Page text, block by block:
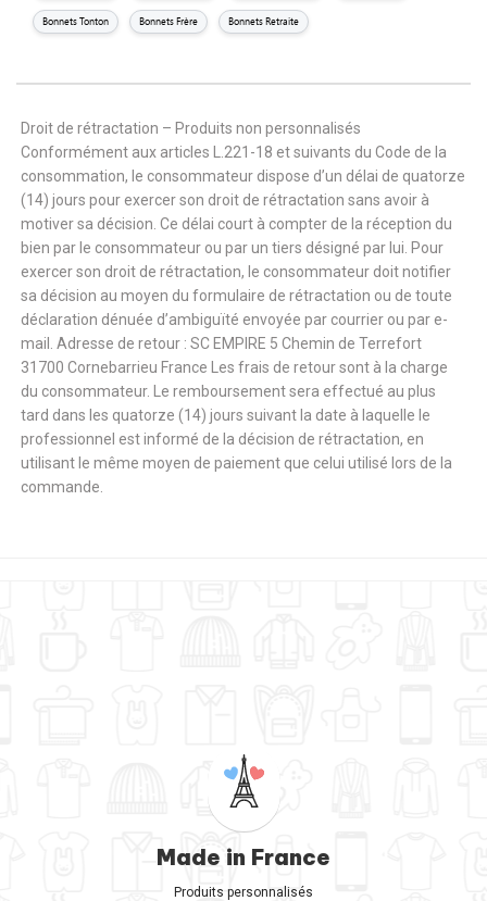
Bonnets Tonton Bonnets Frère Bonnets Retraite
Droit de rétractation – Produits non personnalisés
Conformément aux articles L.221-18 et suivants du Code de la
consommation, le consommateur dispose d’un délai de quatorze
(14) jours pour exercer son droit de rétractation sans avoir à
motiver sa décision. Ce délai court à compter de la réception du
bien par le consommateur ou par un tiers désigné par lui. Pour
exercer son droit de rétractation, le consommateur doit notifier
sa décision au moyen du formulaire de rétractation ou de toute
déclaration dénuée d’ambiguïté envoyée par courrier ou par e-
mail. Adresse de retour : SC EMPIRE 5 Chemin de Terrefort
31700 Cornebarrieu France Les frais de retour sont à la charge
du consommateur. Le remboursement sera effectué au plus
tard dans les quatorze (14) jours suivant la date à laquelle le
professionnel est informé de la décision de rétractation, en
utilisant le même moyen de paiement que celui utilisé lors de la
commande.
Made in France
Produits personnalisés